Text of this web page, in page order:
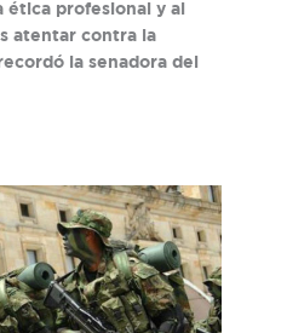
ética profesional y al
atentar contra la
la senadora del